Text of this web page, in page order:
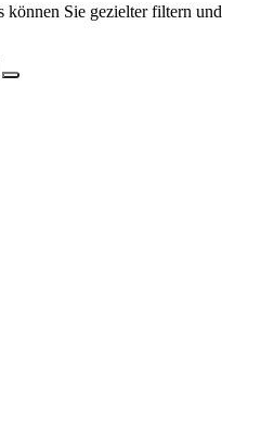
können Sie gezielter filtern und